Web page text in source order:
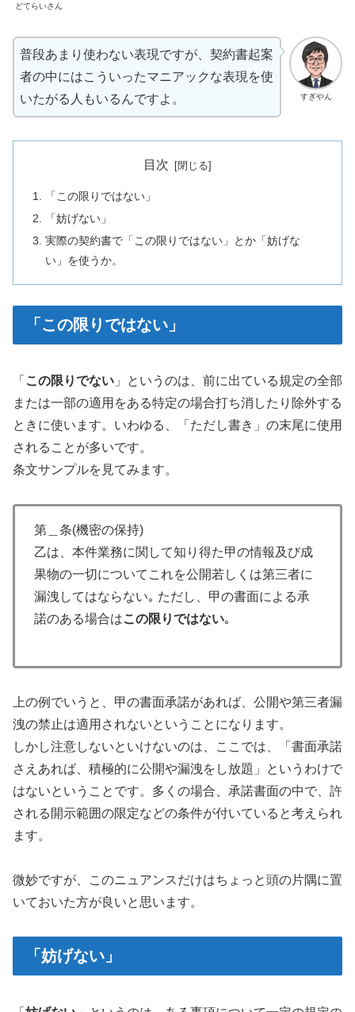
どてらいさん
すぎやん
普段あまり使わない表現ですが、契約書起案
者の中にはこういったマニアックな表現を使
いたがる人もいるんですよ。
目次
「この限りではない」
「妨げない」
実際の契約書で「この限りではない」とか「妨げな
い」を使うか。
「この限りではない」
「 この限りでない 」というのは、前に出ている規定の全部
または一部の適用をある特定の場合打ち消したり除外する
ときに使います。いわゆる、「ただし書き」の末尾に使用
されることが多いです。
条文サンプルを見てみます。
第＿条(機密の保持)
乙は、本件業務に関して知り得た甲の情報及び成
果物の一切についてこれを公開若しくは第三者に
漏洩してはならない｡ ただし、甲の書面による承
諾のある場合はこの限りではない｡
上の例でいうと、甲の書面承諾があれば、公開や第三者漏
洩の禁止は適用されないということになります。
しかし注意しないといけないのは、ここでは、「書面承諾
さえあれば、積極的に公開や漏洩をし放題」というわけで
はないということです。多くの場合、承諾書面の中で、許
される開示範囲の限定などの条件が付いていると考えられ
ます。
微妙ですが、このニュアンスだけはちょっと頭の片隅に置
いておいた方が良いと思います。
「妨げない」